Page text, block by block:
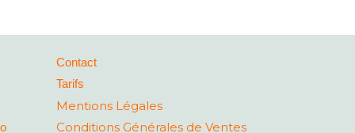
Contact
Tarifs
Mentions Légales
Conditions Générales de Ventes